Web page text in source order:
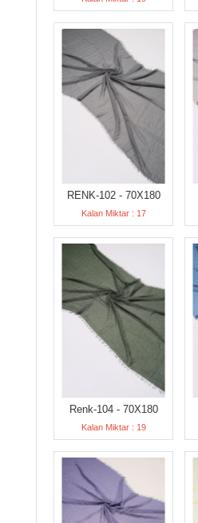
RENK-102 - 70X180
Kalan Miktar : 17
Renk-104 - 70X180
Kalan Miktar : 19